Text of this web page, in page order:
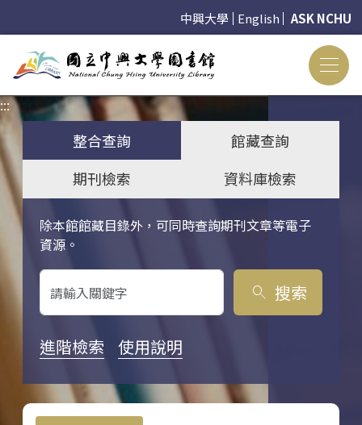
中興大學 English ASK NCHU
:::
整合查詢
館藏查詢
期刊檢索
資料庫檢索
除本館館藏目錄外，可同時查詢期刊文章等電子
資源。
關鍵字搜尋
search 搜索
進階檢索 使用說明